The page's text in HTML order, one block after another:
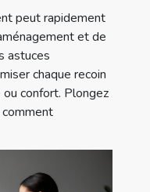
peut rapidement
et de
astuces
chaque recoin
confort. Plongez